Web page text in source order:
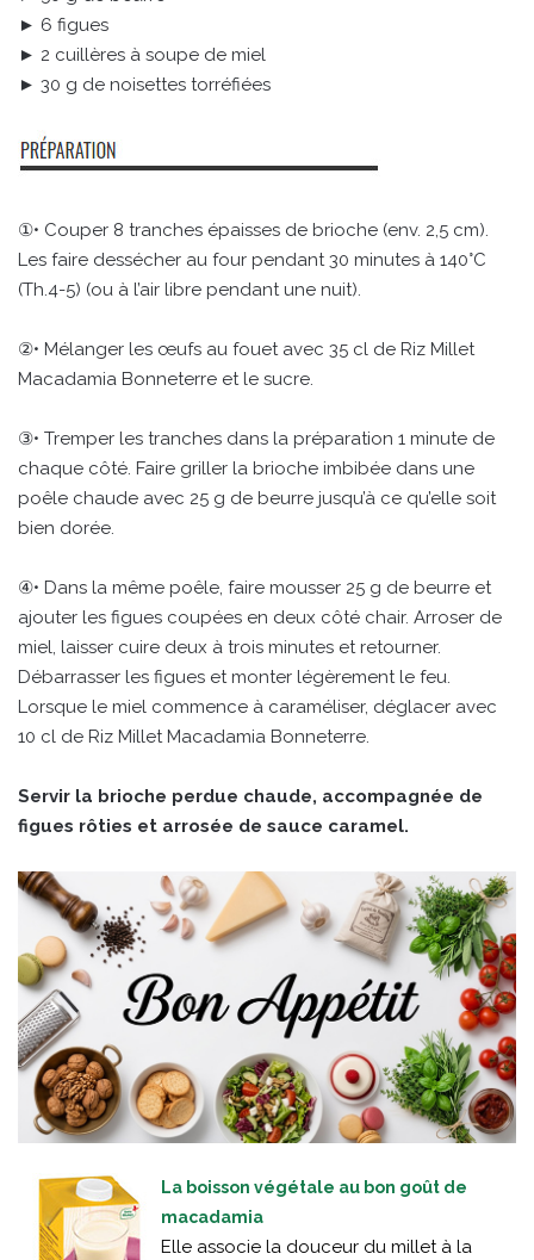
► 6 figues
► 2 cuillères à soupe de miel
► 30 g de noisettes torréfiées
①• Couper 8 tranches épaisses de brioche (env. 2,5 cm).
Les faire dessécher au four pendant 30 minutes à 140°C
(Th.4-5) (ou à l’air libre pendant une nuit).
②• Mélanger les œufs au fouet avec 35 cl de Riz Millet
Macadamia Bonneterre et le sucre.
③• Tremper les tranches dans la préparation 1 minute de
chaque côté. Faire griller la brioche imbibée dans une
poêle chaude avec 25 g de beurre jusqu’à ce qu’elle soit
bien dorée.
④• Dans la même poêle, faire mousser 25 g de beurre et
ajouter les figues coupées en deux côté chair. Arroser de
miel, laisser cuire deux à trois minutes et retourner.
Débarrasser les figues et monter légèrement le feu.
Lorsque le miel commence à caraméliser, déglacer avec
10 cl de Riz Millet Macadamia Bonneterre.
Servir la brioche perdue chaude, accompagnée de
figues rôties et arrosée de sauce caramel.
La boisson végétale au bon goût de
macadamia
Elle associe la douceur du millet à la